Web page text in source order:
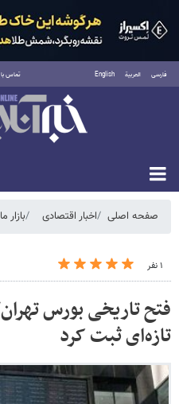
فارسی العربية English تماس با
شنبه ۱۷ مرداد ۱۴۰۵
صفحه اصلی اخبار اقتصادی بازار
۱ نفر
فتح تاریخی بورس
تازه‌ای ثبت کرد